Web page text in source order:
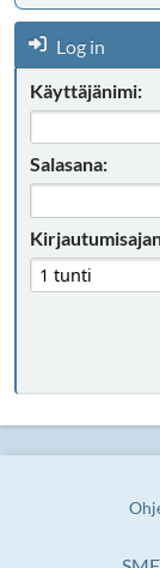
Log in
Käyttäjänimi:
Salasana: